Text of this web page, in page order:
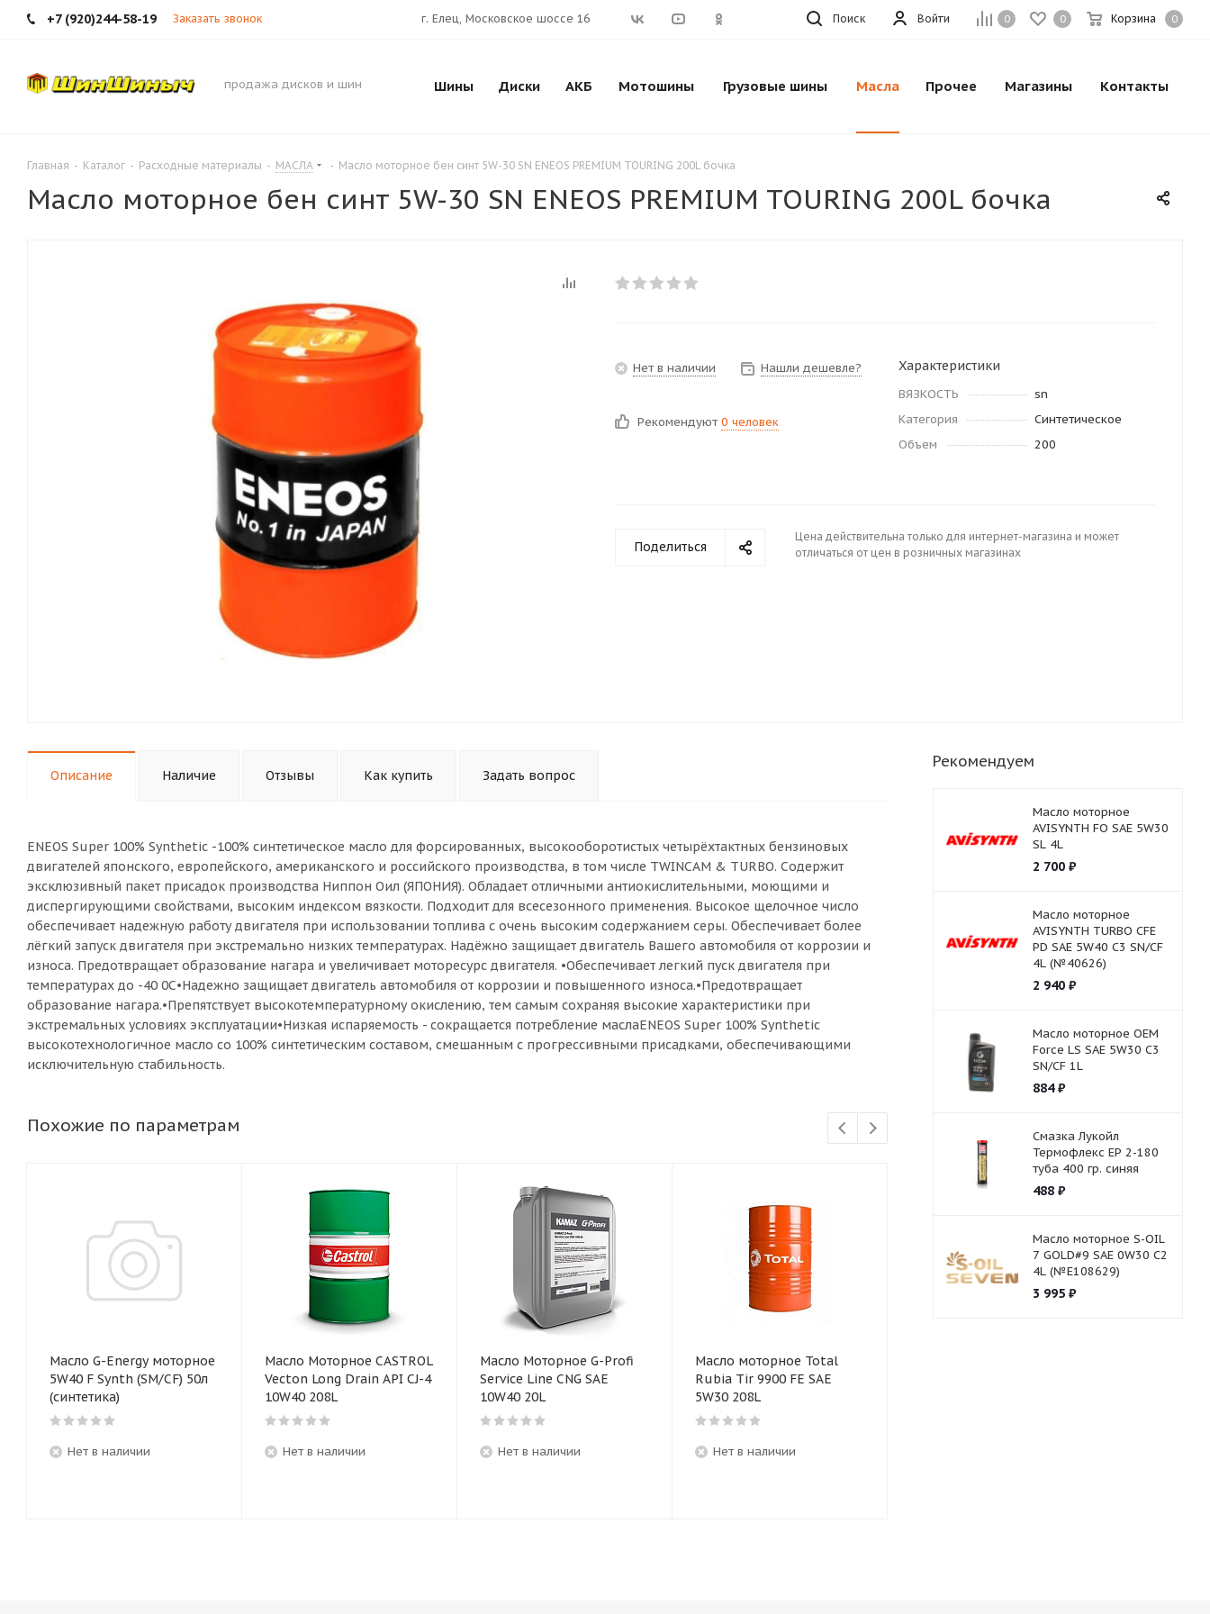
+7 (920)244-58-19 Заказать звонок 0 0 Корзина 0
Войти
г. Елец, Московское шоссе 16 Поиск
продажа дисков и шин Шины Диски АКБ Мотошины Грузовые шины Масла Прочее Магазины Контакты
Главная - Каталог - Расходные материалы - МАСЛА - Масло моторное бен синт 5W-30 SN ENEOS PREMIUM TOURING 200L бочка
Масло моторное бен синт 5W-30 SN ENEOS PREMIUM TOURING 200L бочка
Нет в наличии Нашли дешевле?
Рекомендуют 0 человек
Характеристики
ВЯЗКОСТЬ
sn
Категория
Синтетическое
Объем
200
Поделиться
Цена действительна только для интернет-магазина и может
отличаться от цен в розничных магазинах
Описание Наличие Отзывы Как купить Задать вопрос
ENEOS Super 100% Synthetic -100% синтетическое масло для форсированных, высокооборотистых четырёхтактных бензиновых
двигателей японского, европейского, американского и российского производства, в том числе TWINCAM & TURBO. Содержит
эксклюзивный пакет присадок производства Ниппон Оил (ЯПОНИЯ). Обладает отличными антиокислительными, моющими и
диспергирующими свойствами, высоким индексом вязкости. Подходит для всесезонного применения. Высокое щелочное число
обеспечивает надежную работу двигателя при использовании топлива с очень высоким содержанием серы. Обеспечивает более
лёгкий запуск двигателя при экстремально низких температурах. Надёжно защищает двигатель Вашего автомобиля от коррозии и
износа. Предотвращает образование нагара и увеличивает моторесурс двигателя. •Обеспечивает легкий пуск двигателя при
температурах до -40 0С•Надежно защищает двигатель автомобиля от коррозии и повышенного износа.•Предотвращает
образование нагара.•Препятствует высокотемпературному окислению, тем самым сохраняя высокие характеристики при
экстремальных условиях эксплуатации•Низкая испаряемость - сокращается потребление маслаENEOS Super 100% Synthetic
высокотехнологичное масло со 100% синтетическим составом, смешанным с прогрессивными присадками, обеспечивающими
исключительную стабильность.
Похожие по параметрам
Масло G-Energy моторное
5W40 F Synth (SM/CF) 50л
(синтетика)
Нет в наличии
Масло Моторное CASTROL
Vecton Long Drain API CJ-4
10W40 208L
Нет в наличии
Масло Моторное G-Profi
Service Line CNG SAE
10W40 20L
Нет в наличии
Масло моторное Total
Rubia Tir 9900 FE SAE
5W30 208L
Нет в наличии
Рекомендуем
Масло моторное
AVISYNTH FO SAE 5W30
SL 4L
2 700₽
Масло моторное
AVISYNTH TURBO СFE
PD SAE 5W40 C3 SN/CF
4L (№40626)
2 940₽
Масло моторное OEM
Force LS SAE 5W30 C3
SN/CF 1L
884₽
Смазка Лукойл
Термофлекс ЕР 2-180
туба 400 гр. синяя
488₽
Масло моторное S-OIL
7 GOLD#9 SAE 0W30 C2
4L (№E108629)
3 995₽